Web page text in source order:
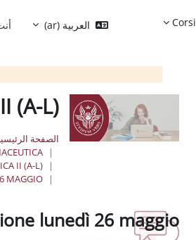
Corsi العربية ‎(ar)‎
(A-L)
الصفحة
II (A-L)
MAGGIO
lunedì 26 maggio